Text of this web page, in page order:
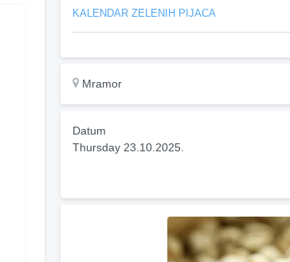
KALENDAR ZELENIH PIJACA
Mramor
Datum
Thursday 23.10.2025.